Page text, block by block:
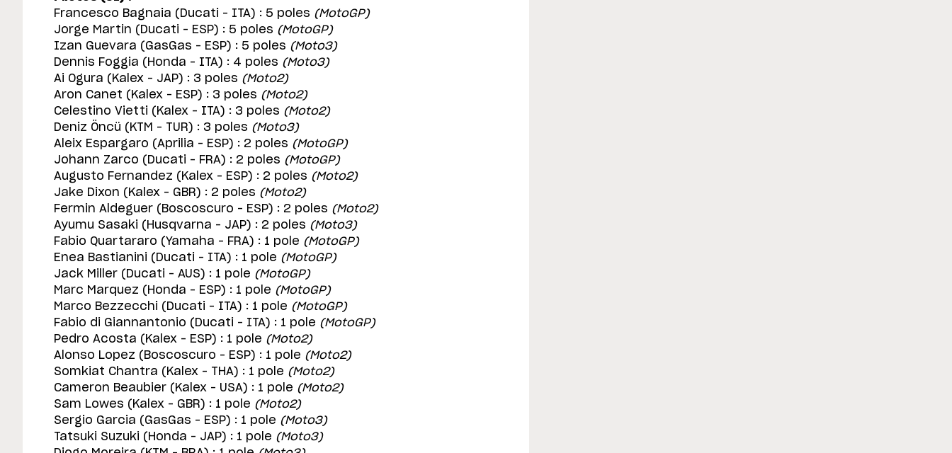
Francesco Bagnaia (Ducati – ITA) : 5 poles (MotoGP)
Jorge Martin (Ducati – ESP) : 5 poles (MotoGP)
Izan Guevara (GasGas – ESP) : 5 poles (Moto3)
Dennis Foggia (Honda – ITA) : 4 poles (Moto3)
Ai Ogura (Kalex – JAP) : 3 poles (Moto2)
Aron Canet (Kalex – ESP) : 3 poles (Moto2)
Celestino Vietti (Kalex – ITA) : 3 poles (Moto2)
Deniz Öncü (KTM – TUR) : 3 poles (Moto3)
Aleix Espargaro (Aprilia – ESP) : 2 poles (MotoGP)
Johann Zarco (Ducati – FRA) : 2 poles (MotoGP)
Augusto Fernandez (Kalex – ESP) : 2 poles (Moto2)
Jake Dixon (Kalex – GBR) : 2 poles (Moto2)
Fermin Aldeguer (Boscoscuro – ESP) : 2 poles (Moto2)
Ayumu Sasaki (Husqvarna – JAP) : 2 poles (Moto3)
Fabio Quartararo (Yamaha – FRA) : 1 pole (MotoGP)
Enea Bastianini (Ducati – ITA) : 1 pole (MotoGP)
Jack Miller (Ducati – AUS) : 1 pole (MotoGP)
Marc Marquez (Honda – ESP) : 1 pole (MotoGP)
Marco Bezzecchi (Ducati – ITA) : 1 pole (MotoGP)
Fabio di Giannantonio (Ducati – ITA) : 1 pole (MotoGP)
Pedro Acosta (Kalex – ESP) : 1 pole (Moto2)
Alonso Lopez (Boscoscuro – ESP) : 1 pole (Moto2)
Somkiat Chantra (Kalex – THA) : 1 pole (Moto2)
Cameron Beaubier (Kalex – USA) : 1 pole (Moto2)
Sam Lowes (Kalex – GBR) : 1 pole (Moto2)
Sergio Garcia (GasGas – ESP) : 1 pole (Moto3)
Tatsuki Suzuki (Honda – JAP) : 1 pole (Moto3)